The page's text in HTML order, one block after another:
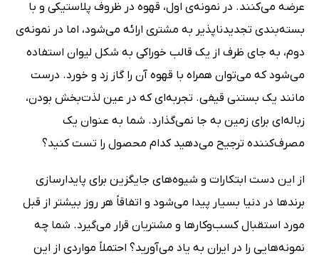
عرضه می‌کنند. در نمونه‌ی اول، قهوه در ظروف پلاستیکی و با
بسته‌بندی تجدیدناپذیر به مشتری ارائه می‌شود، اما در نمونه‌ی
دوم، به جای ظرف از یک قالب خوراکی به شکل لیوان استفاده
می‌شود که می‌توان همراه با قهوه آن را گاز زد و خورد. درست
مانند یک بستنی قیفی. تجربه‌ای که در عین لذت‌بخش بودن،
زباله‌ای برای زمین به جا نمی‌گذارد. شما به عنوان یک
مصرف‌کننده ترجیح می‌دهید کدام محصول را تست کنید؟
از این دست ابتکارات و شیوه‌های جایگزین برای پایدارسازی
برند‌ها در دنیا بسیار پیدا می‌شود و اتفاقاً هر روز بیشتر از قبل
مورد استقبال کسب‌وکارها و مشتریان قرار می‌گیرد. شما چه
نمونه‌هایی را در ایران به یاد می‌آورید؟ احتملاً مواردی از این